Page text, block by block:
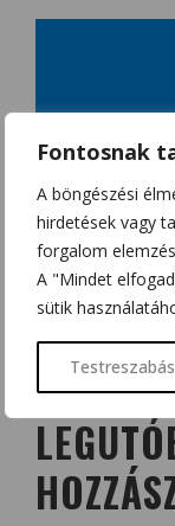
Fontosnak
A böngészési
hirdetések vagy
forgalom
A "Mindet
sütik
Testreszabás